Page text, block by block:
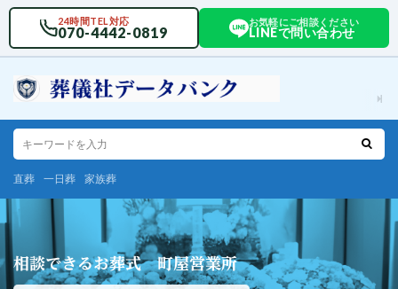
24時間TEL対応
070-4442-0819
お気軽にご相談ください
LINEで問い合わせ
直葬 一日葬 家族葬
相談できるお葬式 町屋営業所